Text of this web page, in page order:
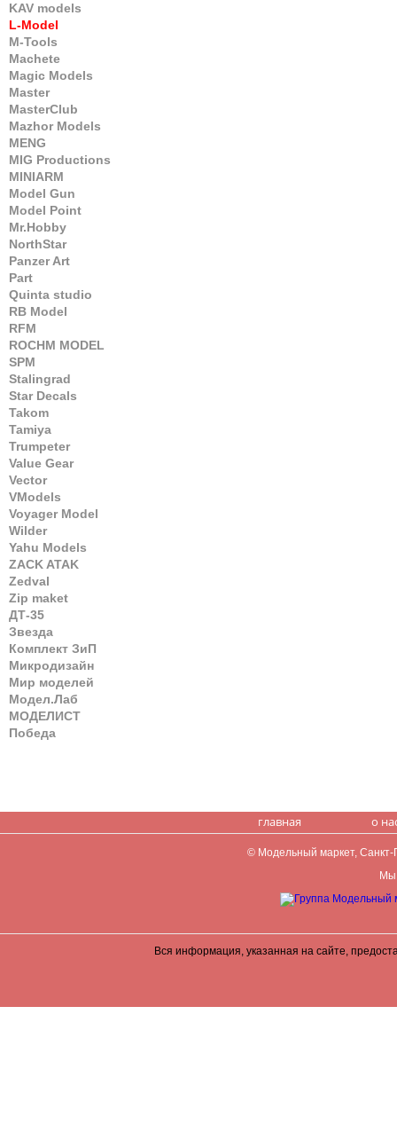
KAV models
L-Model
M-Tools
Machete
Magic Models
Master
MasterClub
Mazhor Models
MENG
MIG Productions
MINIARM
Model Gun
Model Point
Mr.Hobby
NorthStar
Panzer Art
Part
Quinta studio
RB Model
RFM
ROCHM MODEL
SPM
Stalingrad
Star Decals
Takom
Tamiya
Trumpeter
Value Gear
Vector
VModels
Voyager Model
Wilder
Yahu Models
ZACK ATAK
Zedval
Zip maket
ДТ-35
Звезда
Комплект ЗиП
Микродизайн
Мир моделей
Модел.Лаб
МОДЕЛИСТ
Победа
главная о
© Модельный маркет, Санкт-
Мы
Вся информация, указанная на сайте,